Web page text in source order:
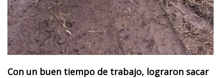
Con un buen tiempo de trabajo, lograron sacar